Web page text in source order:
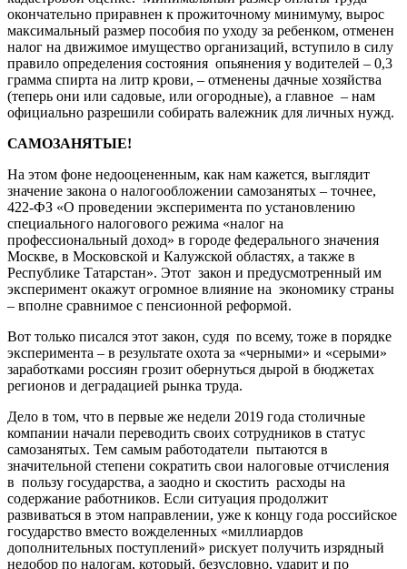
окончательно приравнен к прожиточному минимуму, вырос
максимальный размер пособия по уходу за ребенком, отменен
налог на движимое имущество организаций, вступило в силу
правило определения состояния опьянения у водителей – 0,3
грамма спирта на литр крови, – отменены дачные хозяйства
(теперь они или садовые, или огородные), а главное – нам
официально разрешили собирать валежник для личных нужд.
САМОЗАНЯТЫЕ!
На этом фоне недооцененным, как нам кажется, выглядит
значение закона о налогообложении самозанятых – точнее,
422-ФЗ «О проведении эксперимента по установлению
специального налогового режима «налог на
профессиональный доход» в городе федерального значения
Москве, в Московской и Калужской областях, а также в
Республике Татарстан». Этот закон и предусмотренный им
эксперимент окажут огромное влияние на экономику страны
– вполне сравнимое с пенсионной реформой.
Вот только писался этот закон, судя по всему, тоже в порядке
эксперимента – в результате охота за «черными» и «серыми»
заработками россиян грозит обернуться дырой в бюджетах
регионов и деградацией рынка труда.
Дело в том, что в первые же недели 2019 года столичные
компании начали переводить своих сотрудников в статус
самозанятых. Тем самым работодатели пытаются в
значительной степени сократить свои налоговые отчисления
в пользу государства, а заодно и скостить расходы на
содержание работников. Если ситуация продолжит
развиваться в этом направлении, уже к концу года российское
государство вместо вожделенных «миллиардов
дополнительных поступлений» рискует получить изрядный
недобор по налогам, который, безусловно, ударит и по